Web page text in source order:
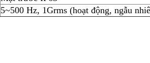
5~500 Hz, 1Grms (hoạt động, ngẫu